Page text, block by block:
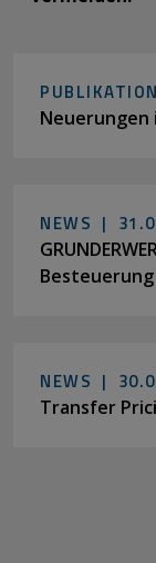
Neuerungen
NEWS |
NEWS |
Transfer